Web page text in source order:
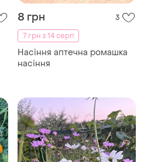
8 грн
3
7 грн з 14 серп
Насіння аптечна ромашка
насіння